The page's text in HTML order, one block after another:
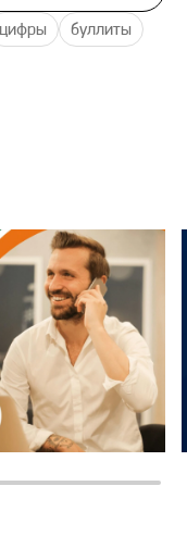
цифры буллиты